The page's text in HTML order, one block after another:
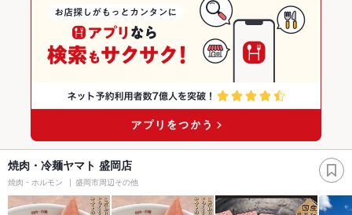
焼肉・冷麺ヤマト 盛岡店
焼肉・ホルモン 盛岡市周辺その他